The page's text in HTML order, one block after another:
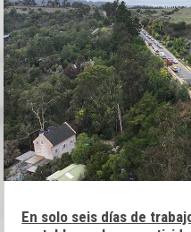
En solo seis días de